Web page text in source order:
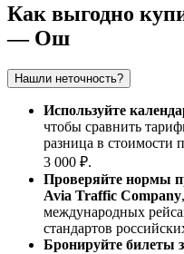
Как выгодно
— Ош
Нашли неточность?
Используйте
чтобы сравнить
разница в стоимости
3 000 ₽.
Проверяйте нормы
Avia Traffic Company
международных
стандартов
Бронируйте билеты